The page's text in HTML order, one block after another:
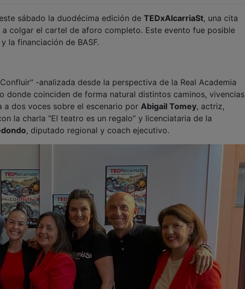
sábado la duodécima edición de TEDxAlcarriaSt, una cita
colgar el cartel de aforo completo. Este evento fue posible
la financiación de BASF.
-analizada desde la perspectiva de la Real Academia
donde coinciden de forma natural distintos caminos, vivencias
dos voces sobre el escenario por Abigail Tomey, actriz,
la charla “El teatro es un regalo” y licenciataria de la
, diputado regional y coach ejecutivo.